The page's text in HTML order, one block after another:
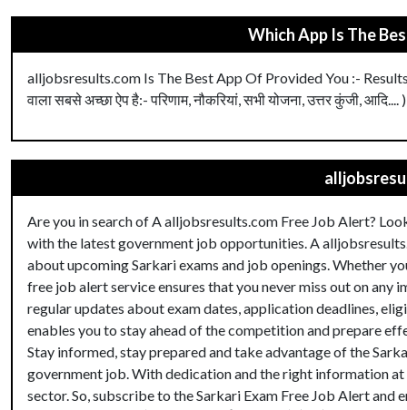
Which App Is The
alljobsresults.com Is The Best App Of Provided You :-
वाला सबसे अच्छा ऐप है:- परिणाम, नौकरियां, सभी योजना, उत्तर कुंजी, आदि.... )
Are you in search of A alljobsresults.com Free Job Alert?
with the latest government job opportunities. A
about upcoming Sarkari exams and job openings. Whether
free job alert service ensures that you never miss out on
regular updates about exam dates, application deadlines,
enables you to stay ahead of the competition and prepare
Stay informed, stay prepared and take advantage of the
government job. With dedication and the right information
sector. So, subscribe to the Sarkari Exam Free Job Alert